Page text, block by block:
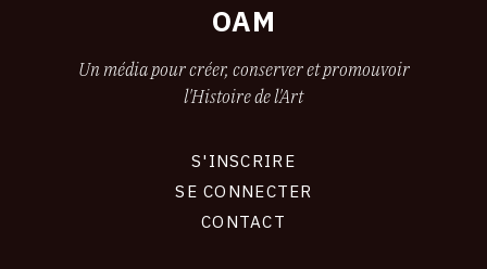
OAM
Un média pour créer, conserver et promouvoir
l'Histoire de l'Art
S'INSCRIRE
SE CONNECTER
CONTACT